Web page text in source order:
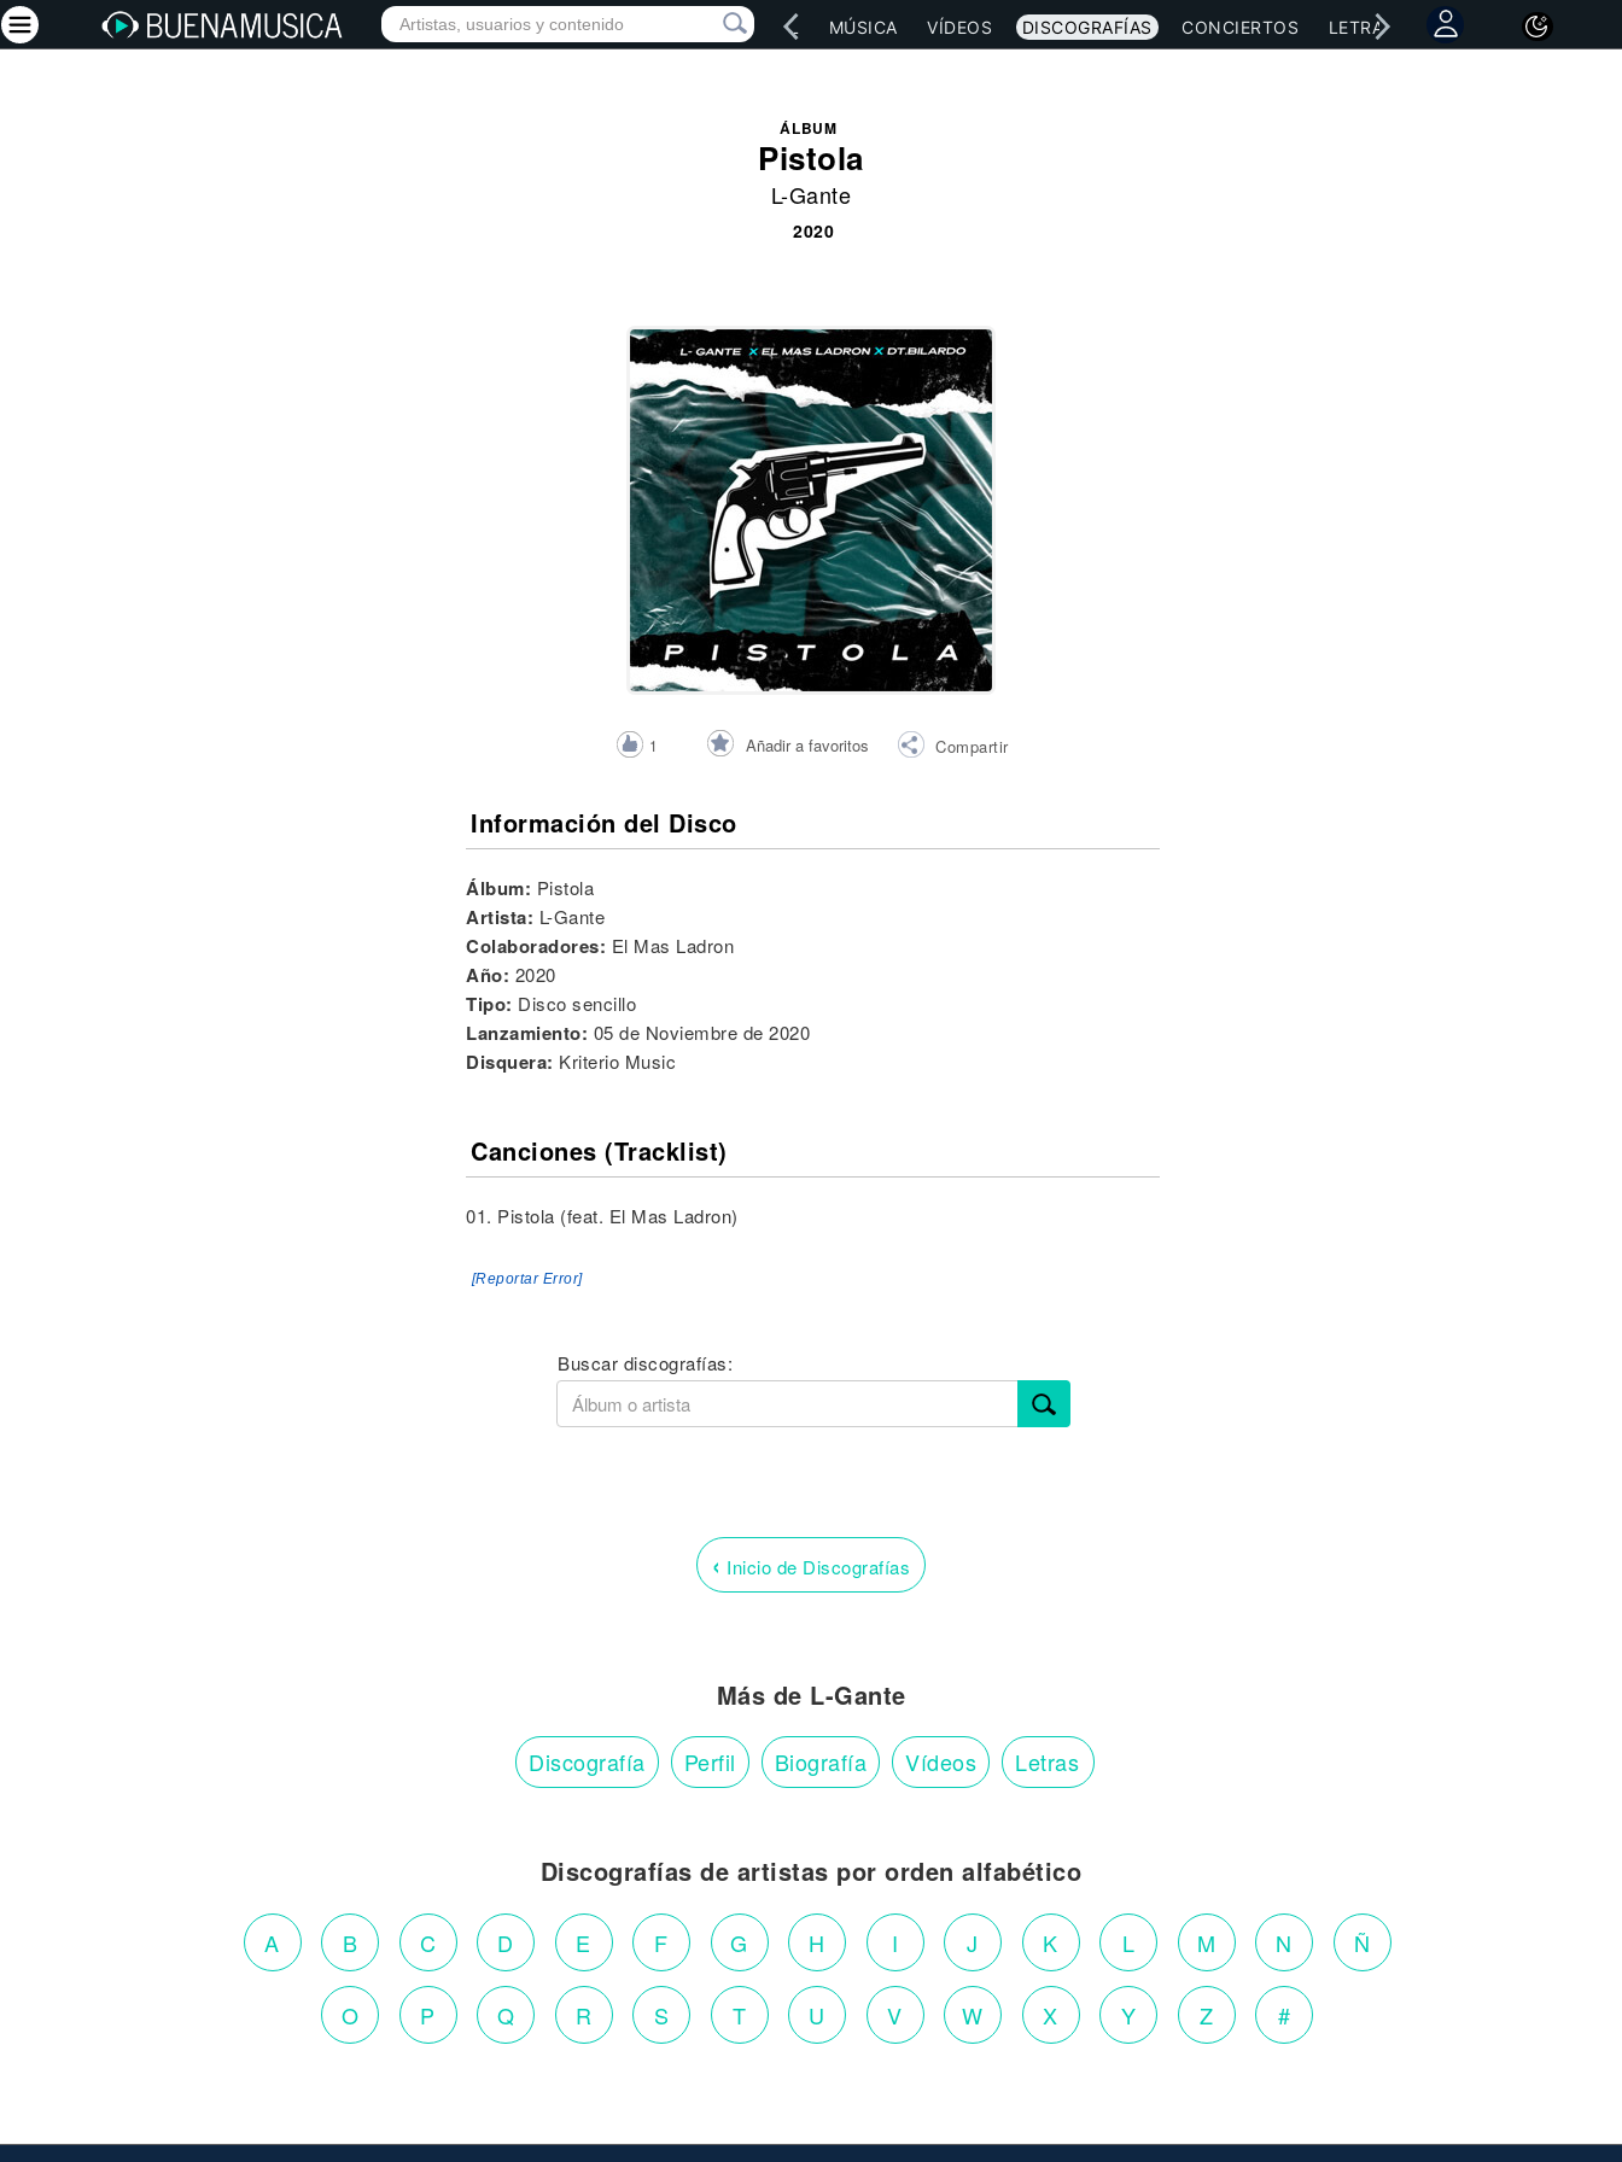
INICIO ARTISTAS RED SOCIAL MÚSICA VÍDEOS DISCOGRAFÍAS CONCIERTOS LETRAS NOTICIAS
ÁLBUM
Pistola
L-Gante
2020
1 Añadir a favoritos Compartir
Información del Disco
Álbum: Pistola
Artista: L-Gante
Colaboradores: El Mas Ladron
Año: 2020
Tipo: Disco sencillo
Lanzamiento: 05 de Noviembre de 2020
Disquera: Kriterio Music
Canciones (Tracklist)
01. Pistola (feat. El Mas Ladron)
[Reportar Error]
Buscar discografías:
‹ Inicio de Discografías
Más de L-Gante
Discografía Perfil Biografía Vídeos Letras
Discografías de artistas por orden alfabético
A B C D E F G H I J K L M N Ñ
O P Q R S T U V W X Y Z #